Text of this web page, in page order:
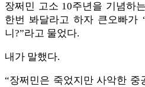
장쩌민 고소 10주년을 기념하
한번 봐달라고 하자 큰오빠가
니?”라고 물었다.
내가 말했다.
“장쩌민은 죽었지만 사악한